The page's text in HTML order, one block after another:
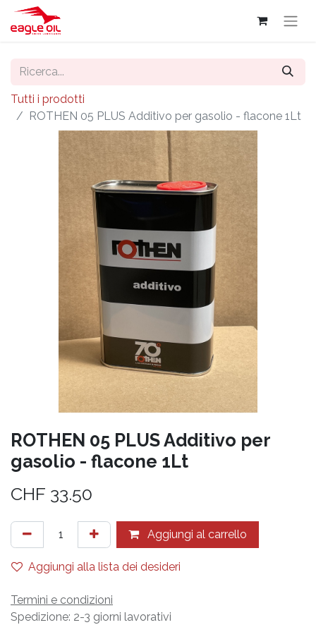
Tutti i prodotti
ROTHEN 05 PLUS Additivo per gasolio - flacone 1Lt
ROTHEN 05 PLUS Additivo per
gasolio - flacone 1Lt
CHF 33.50
Aggiungi al carrello
Aggiungi alla lista dei desideri
Termini e condizioni
Spedizione: 2-3 giorni lavorativi